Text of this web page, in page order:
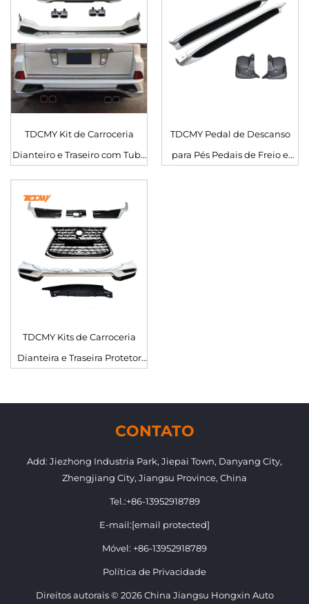
2019 2020
TDCMY Kit de Carroceria
Dianteiro e Traseiro com Tubo
LX570 2016-2020
TDCMY Pedal de Descanso
para Pés Pedais de Freio e
TDCMY Kits de Carroceria
Dianteira e Traseira Protetor
CONTATO
Add: Jiezhong Industria Park, Jiepai Town, Danyang City,
Zhengjiang City, Jiangsu Province, China
Tel.:+86-13952918789
E-mail:[email protected]
Móvel: +86-13952918789
Política de Privacidade
Direitos autorais © 2026 China Jiangsu Hongxin Auto